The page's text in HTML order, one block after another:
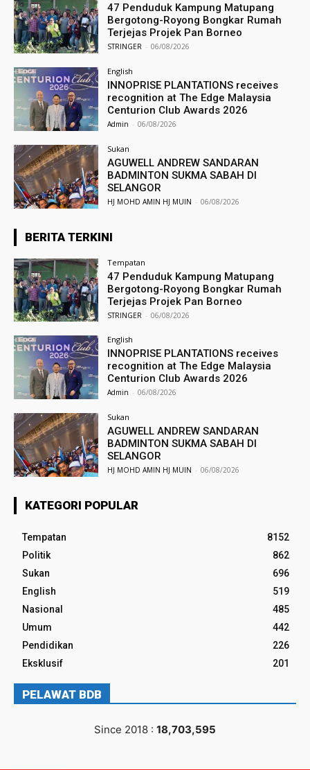
47 Penduduk Kampung Matupang
Bergotong-Royong Bongkar Rumah
Terjejas Projek Pan Borneo
STRINGER - 06/08/2026
English
INNOPRISE PLANTATIONS receives
recognition at The Edge Malaysia
Centurion Club Awards 2026
Admin - 06/08/2026
Sukan
AGUWELL ANDREW SANDARAN
BADMINTON SUKMA SABAH DI
SELANGOR
HJ MOHD AMIN HJ MUIN - 06/08/2026
BERITA TERKINI
Tempatan
47 Penduduk Kampung Matupang
Bergotong-Royong Bongkar Rumah
Terjejas Projek Pan Borneo
STRINGER - 06/08/2026
English
INNOPRISE PLANTATIONS receives
recognition at The Edge Malaysia
Centurion Club Awards 2026
Admin - 06/08/2026
Sukan
AGUWELL ANDREW SANDARAN
BADMINTON SUKMA SABAH DI
SELANGOR
HJ MOHD AMIN HJ MUIN - 06/08/2026
KATEGORI POPULAR
Tempatan
8152
Politik
862
Sukan
696
English
519
Nasional
485
Umum
442
Pendidikan
226
Eksklusif
201
PELAWAT BDB
Since 2018 : 18,703,595